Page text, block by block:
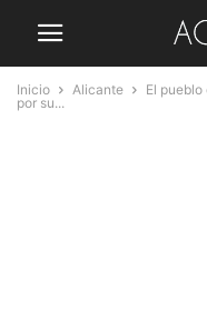
Inicio Alicante
El
por su...